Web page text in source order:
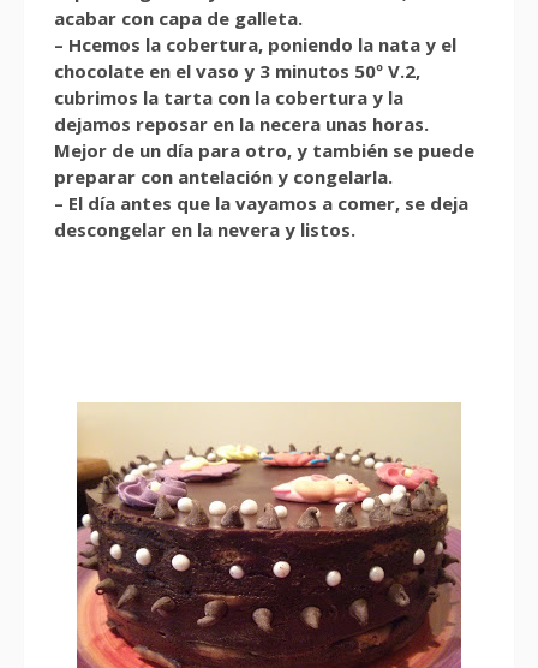
acabar con capa de galleta.
– Hcemos la cobertura, poniendo la nata y el
chocolate en el vaso y 3 minutos 50º V.2,
cubrimos la tarta con la cobertura y la
dejamos reposar en la necera unas horas.
Mejor de un día para otro, y también se puede
preparar con antelación y congelarla.
– El día antes que la vayamos a comer, se deja
descongelar en la nevera y listos.